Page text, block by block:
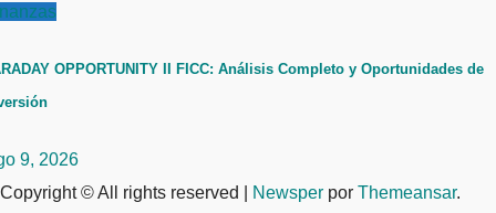
OPPORTUNITY II FICC: Análisis Completo y Oportunidades de
9, 2026
Copyright © All rights reserved
Newsper por Themeansar.